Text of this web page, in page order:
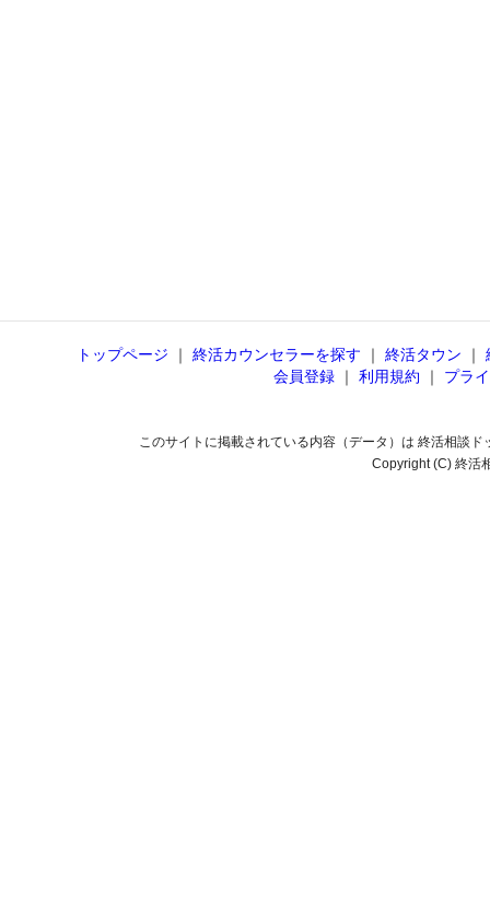
トップページ ｜ 終活カウンセラーを探す ｜ 終活タウン ｜
会員登録 ｜ 利用規約 ｜ プラ
このサイトに掲載されている内容（データ）は 終活相談
Copyright (C) 終活